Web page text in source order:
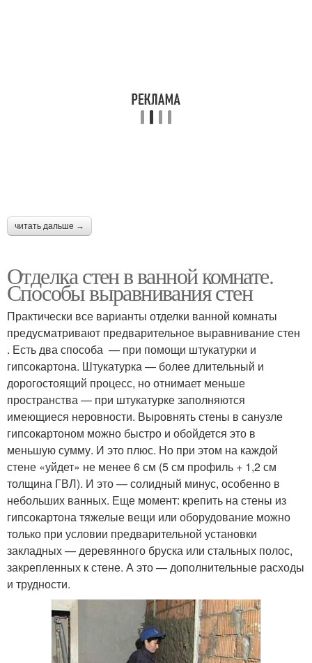
читать дальше →
Отделка стен в ванной комнате.
Способы выравнивания стен
Практически все варианты отделки ванной комнаты
предусматривают предварительное выравнивание стен
. Есть два способа — при помощи штукатурки и
гипсокартона. Штукатурка — более длительный и
дорогостоящий процесс, но отнимает меньше
пространства — при штукатурке заполняются
имеющиеся неровности. Выровнять стены в санузле
гипсокартоном можно быстро и обойдется это в
меньшую сумму. И это плюс. Но при этом на каждой
стене «уйдет» не менее 6 см (5 см профиль + 1,2 см
толщина ГВЛ). И это — солидный минус, особенно в
небольших ванных. Еще момент: крепить на стены из
гипсокартона тяжелые вещи или оборудование можно
только при условии предварительной установки
закладных — деревянного бруска или стальных полос,
закрепленных к стене. А это — дополнительные расходы
и трудности.